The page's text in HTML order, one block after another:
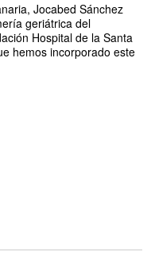
Jocabed Sánchez
geriátrica del
Hospital de la Santa
hemos incorporado este